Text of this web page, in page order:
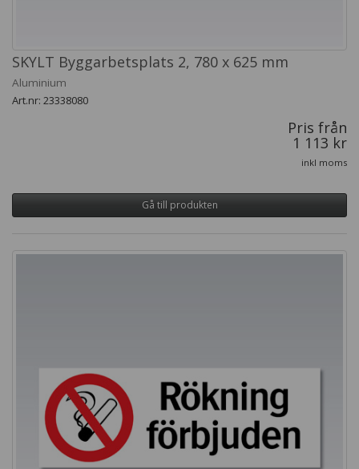
SKYLT Byggarbetsplats 2, 780 x 625 mm
Aluminium
Art.nr: 23338080
Pris från
1 113 kr
inkl moms
Gå till produkten